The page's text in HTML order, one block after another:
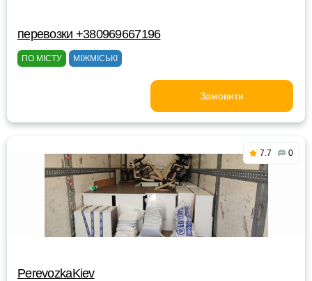
перевозки +380969667196
ПО МІСТУ МІЖМІСЬКІ
Замовити
7.7 0
PerevozkaKiev